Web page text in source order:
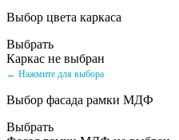
Выбор цвета каркаса
Выбрать
Каркас не выбран
← Нажмите для выбора
Выбор фасада рамки МДФ
Выбрать